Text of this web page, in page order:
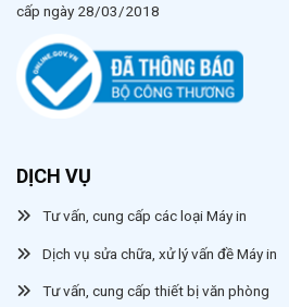
cấp ngày 28/03/2018
DỊCH VỤ
Tư vấn, cung cấp các loại Máy in
Dịch vụ sửa chữa, xử lý vấn đề Máy in
Tư vấn, cung cấp thiết bị văn phòng